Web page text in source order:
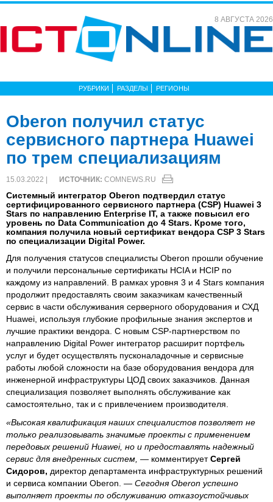
8 АВГУСТА 2026
РУБРИКИ РАЗДЕЛЫ РЕГИОНЫ
Oberon получил статус
сервисного партнера Huawei
по трем специализациям
15.03.2022 | ИСТОЧНИК: COMNEWS.RU
Системный интегратор Oberon подтвердил статус
сертифицированного сервисного партнера (CSP) Huawei 3
Stars по направлению Enterprise IT, а также повысил его
уровень по Data Communication до 4 Stars. Кроме того,
компания получила новый сертификат вендора CSP 3 Stars
по специализации Digital Power.
Для получения статусов специалисты Oberon прошли обучение
и получили персональные сертификаты HCIA и HCIP по
каждому из направлений. В рамках уровня 3 и 4 Stars компания
продолжит предоставлять своим заказчикам качественный
сервис в части обслуживания серверного оборудования и СХД
Huawei, используя глубокие профильные знания экспертов и
лучшие практики вендора. С новым CSP-партнерством по
направлению Digital Power интегратор расширит портфель
услуг и будет осуществлять пусконаладочные и сервисные
работы любой сложности на базе оборудования вендора для
инженерной инфраструктуры ЦОД своих заказчиков. Данная
специализация позволяет выполнять обслуживание как
самостоятельно, так и с привлечением производителя.
«Высокая квалификация наших специалистов позволяет не
только реализовывать значимые проекты с применением
передовых решений Huawei, но и предоставлять надежный
сервис для внедренных систем, ― комментируетСергей
Сидоров, директор департамента инфраструктурных решений
и сервиса компании Oberon. ― Сегодня Oberon успешно
выполняет проекты по обслуживанию отказоустойчивых